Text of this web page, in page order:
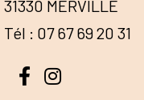
31330 MERVILLE
Tél : 07 67 69 20 31